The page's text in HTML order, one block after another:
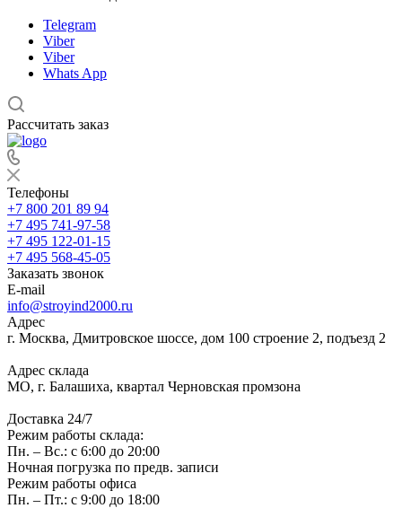
Telegram
Viber
Viber
Whats App
Рассчитать заказ
Телефоны
+7 800 201 89 94
+7 495 741-97-58
+7 495 122-01-15
+7 495 568-45-05
Заказать звонок
E-mail
info@stroyind2000.ru
Адрес
г. Москва, Дмитровское шоссе, дом 100 строение 2, подъезд 2
Адрес склада
МО, г. Балашиха, квартал Черновская промзона
Доставка 24/7
Режим работы склада:
Пн. – Вс.: с 6:00 до 20:00
Ночная погрузка по предв. записи
Режим работы офиса
Пн. – Пт.: с 9:00 до 18:00